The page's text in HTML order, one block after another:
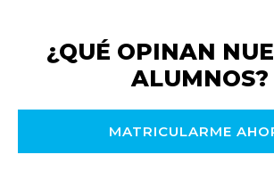
¿QUÉ OPINAN
ALUMNOS?
MATRICULARME